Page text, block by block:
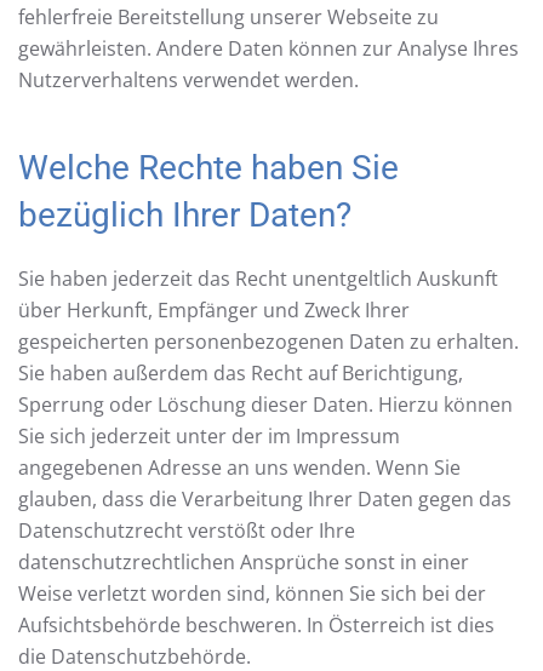
fehlerfreie Bereitstellung unserer Webseite zu
gewährleisten. Andere Daten können zur Analyse Ihres
Nutzerverhaltens verwendet werden.
Welche Rechte haben Sie
bezüglich Ihrer Daten?
Sie haben jederzeit das Recht unentgeltlich Auskunft
über Herkunft, Empfänger und Zweck Ihrer
gespeicherten personenbezogenen Daten zu erhalten.
Sie haben außerdem das Recht auf Berichtigung,
Sperrung oder Löschung dieser Daten. Hierzu können
Sie sich jederzeit unter der im Impressum
angegebenen Adresse an uns wenden. Wenn Sie
glauben, dass die Verarbeitung Ihrer Daten gegen das
Datenschutzrecht verstößt oder Ihre
datenschutzrechtlichen Ansprüche sonst in einer
Weise verletzt worden sind, können Sie sich bei der
Aufsichtsbehörde beschweren. In Österreich ist dies
die Datenschutzbehörde.